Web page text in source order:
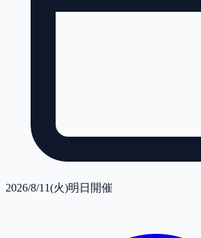
2026/8/11(火)明日開催